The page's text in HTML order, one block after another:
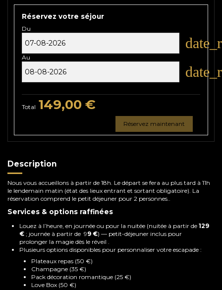
Réservez votre séjour
Du
Au
Total 149,00 €
Réservez maintenant
Description
Nous vous accueillons à partir de 18h. Le départ se fera au plus tard à 11h
le lendemain matin (état des lieux entrant et sortant obligatoire). La
réservation comprend le petit déjeuner pour 2 personnes..
Services & options raffinées
Louez à l’heure, en journée ou pour la nuitée (nuitée à partir de 129
€ ; journée à partir de 99 €) — petit-déjeuner inclus pour
prolonger la magie dès le réveil .
Plusieurs options disponibles pour personnaliser votre escapade :
Plateaux repas (50 €)
Champagne (35 €)
Pack décoration romantique (25 €)
Love Box (50 €)